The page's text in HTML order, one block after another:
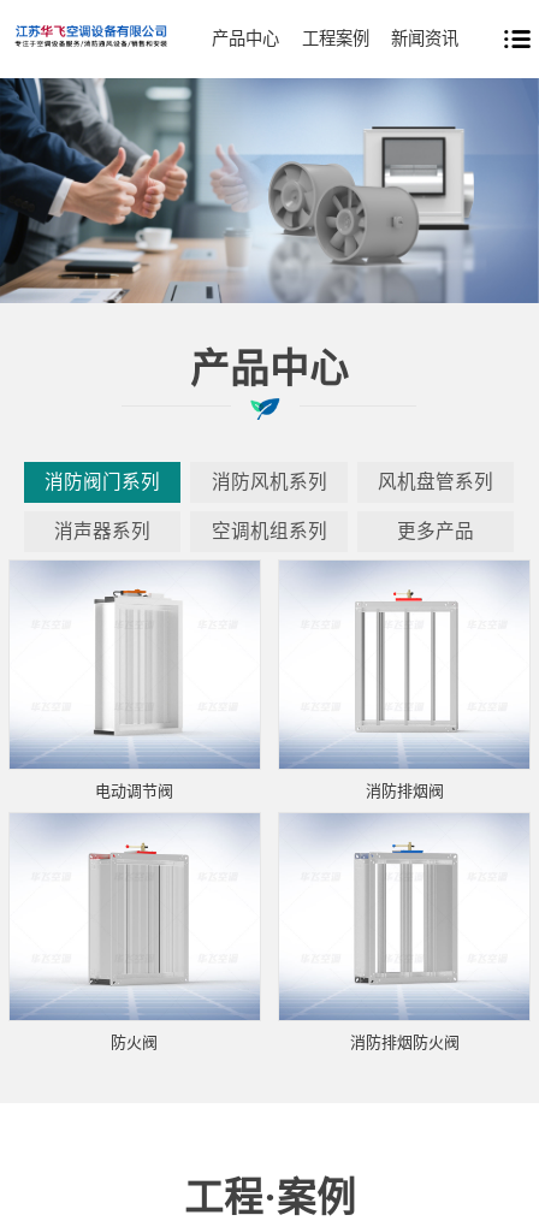
产品中心 工程案例 新闻资讯
产品中心
消防阀门系列 消防风机系列 风机盘管系列
消声器系列 空调机组系列 更多产品
电动调节阀 消防排烟阀
防火阀 消防排烟防火阀
工程·案例